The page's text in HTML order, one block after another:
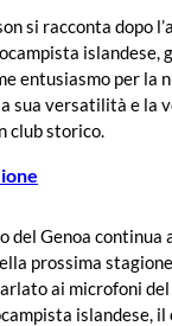
si racconta dopo
islandese,
entusiasmo per la
sua versatilità e la
club storico.
del Genoa continua
prossima
ai microfoni del
islandese, il